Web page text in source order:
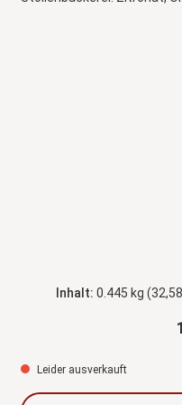
die
Inhalt: 0.445 kg
Leider ausverkauft